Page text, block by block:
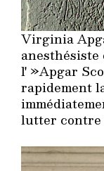
Virginia
l' »Apgar
rapidement
lutter